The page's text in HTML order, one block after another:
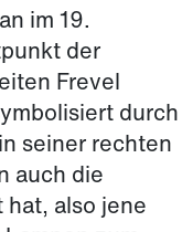
im 19.
der
Frevel
durch
seiner rechten
auch die
also jene